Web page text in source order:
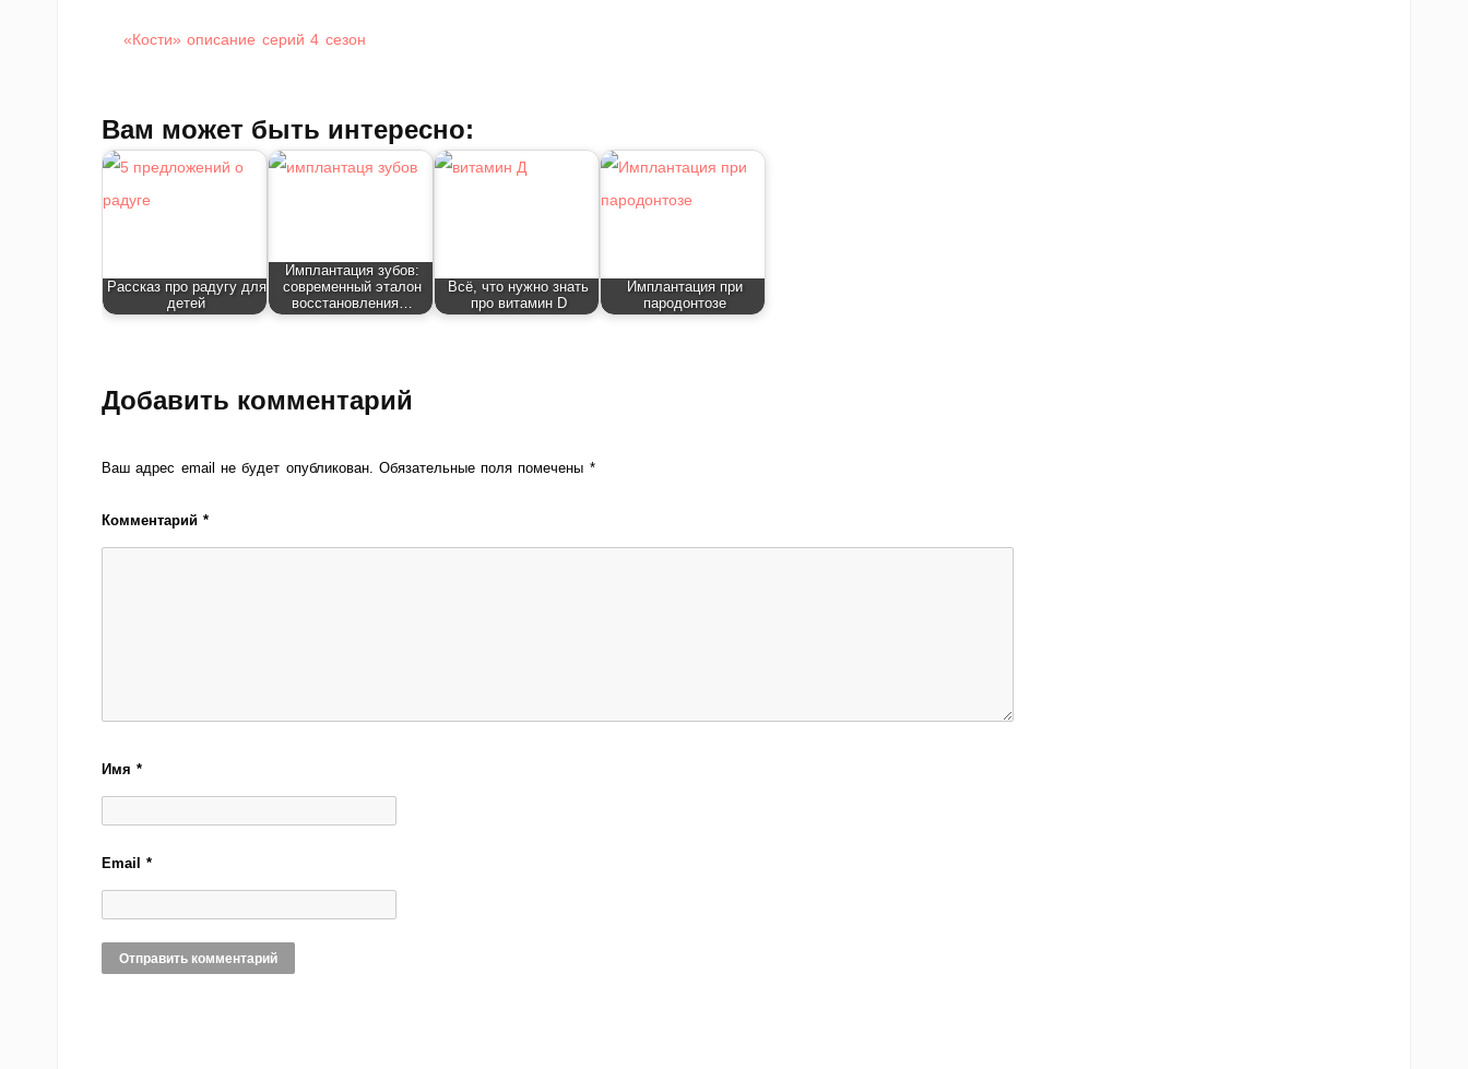
«Кости» описание серий 4 сезон
Вам может быть интересно:
Рассказ про радугу для
детей
Имплантация зубов:
современный эталон
восстановления…
Всё, что нужно знать
про витамин D
Имплантация при
пародонтозе
Добавить комментарий
Ваш адрес email не будет опубликован. Обязательные поля помечены *
Комментарий*
Имя*
Email*